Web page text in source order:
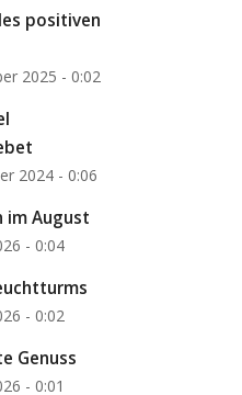
positiven
2025 - 0:02
2024 - 0:06
im August
- 0:04
- 0:02
Genuss
- 0:01